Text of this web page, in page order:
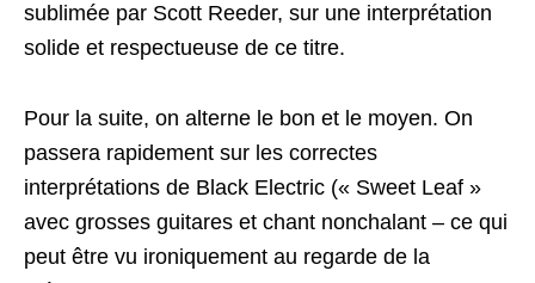
sublimée par Scott Reeder, sur une interprétation
solide et respectueuse de ce titre.
Pour la suite, on alterne le bon et le moyen. On
passera rapidement sur les correctes
interprétations de Black Electric (« Sweet Leaf »
avec grosses guitares et chant nonchalant – ce qui
peut être vu ironiquement au regarde de la